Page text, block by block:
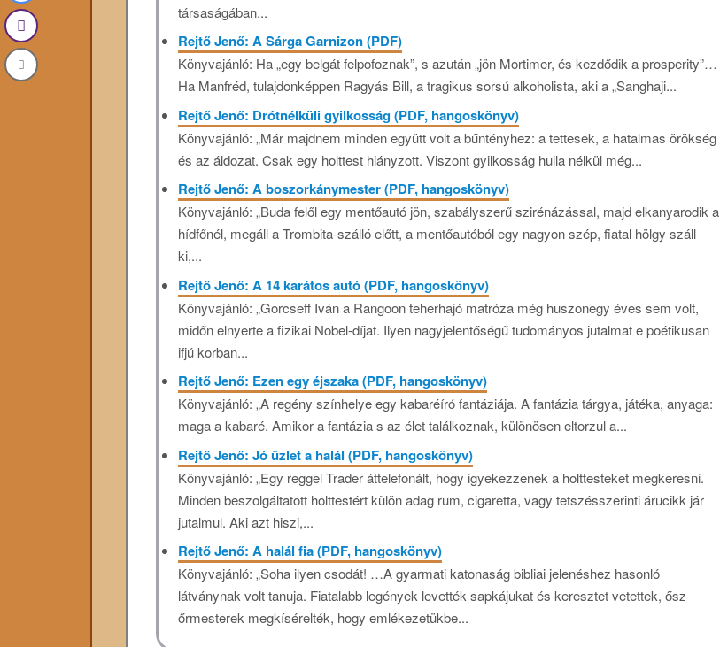
társaságában...
Rejtő Jenő: A Sárga Garnizon (PDF)
Könyvajánló: Ha „egy belgát felpofoznak”, s azután „jön Mortimer, és kezdődik a prosperity”…
Ha Manfréd, tulajdonképpen Ragyás Bill, a tragikus sorsú alkoholista, aki a „Sanghaji...
Rejtő Jenő: Drótnélküli gyilkosság (PDF, hangoskönyv)
Könyvajánló: „Már majdnem minden együtt volt a bűntényhez: a tettesek, a hatalmas örökség
és az áldozat. Csak egy holttest hiányzott. Viszont gyilkosság hulla nélkül még...
Rejtő Jenő: A boszorkánymester (PDF, hangoskönyv)
Könyvajánló: „Buda felől egy mentőautó jön, szabályszerű szirénázással, majd elkanyarodik a
hídfőnél, megáll a Trombita-szálló előtt, a mentőautóból egy nagyon szép, fiatal hölgy száll
ki,...
Rejtő Jenő: A 14 karátos autó (PDF, hangoskönyv)
Könyvajánló: „Gorcseff Iván a Rangoon teherhajó matróza még huszonegy éves sem volt,
midőn elnyerte a fizikai Nobel-díjat. Ilyen nagyjelentőségű tudományos jutalmat e poétikusan
ifjú korban...
Rejtő Jenő: Ezen egy éjszaka (PDF, hangoskönyv)
Könyvajánló: „A regény színhelye egy kabaréíró fantáziája. A fantázia tárgya, játéka, anyaga:
maga a kabaré. Amikor a fantázia s az élet találkoznak, különösen eltorzul a...
Rejtő Jenő: Jó üzlet a halál (PDF, hangoskönyv)
Könyvajánló: „Egy reggel Trader áttelefonált, hogy igyekezzenek a holttesteket megkeresni.
Minden beszolgáltatott holttestért külön adag rum, cigaretta, vagy tetszésszerinti árucikk jár
jutalmul. Aki azt hiszi,...
Rejtő Jenő: A halál fia (PDF, hangoskönyv)
Könyvajánló: „Soha ilyen csodát! …A gyarmati katonaság bibliai jelenéshez hasonló
látványnak volt tanuja. Fiatalabb legények levették sapkájukat és keresztet vetettek, ősz
őrmesterek megkísérelték, hogy emlékezetükbe...